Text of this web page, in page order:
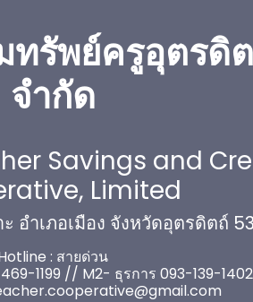
รัพย์ครูอุตรดิ
จำกัด
Savings and
Limited
อำเภอเมือง จังหวัดอุตรดิตถ์
: สายด่วน
1199 // M2- ธุรการ 093-139-1402